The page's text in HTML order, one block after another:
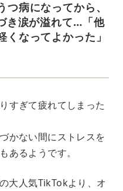
つ病になってから、
き涙が溢れて…「他
なってよかった」
すぎて疲れてしまった
かない間にストレスを
あるようです。
大人気TikTokより、オ